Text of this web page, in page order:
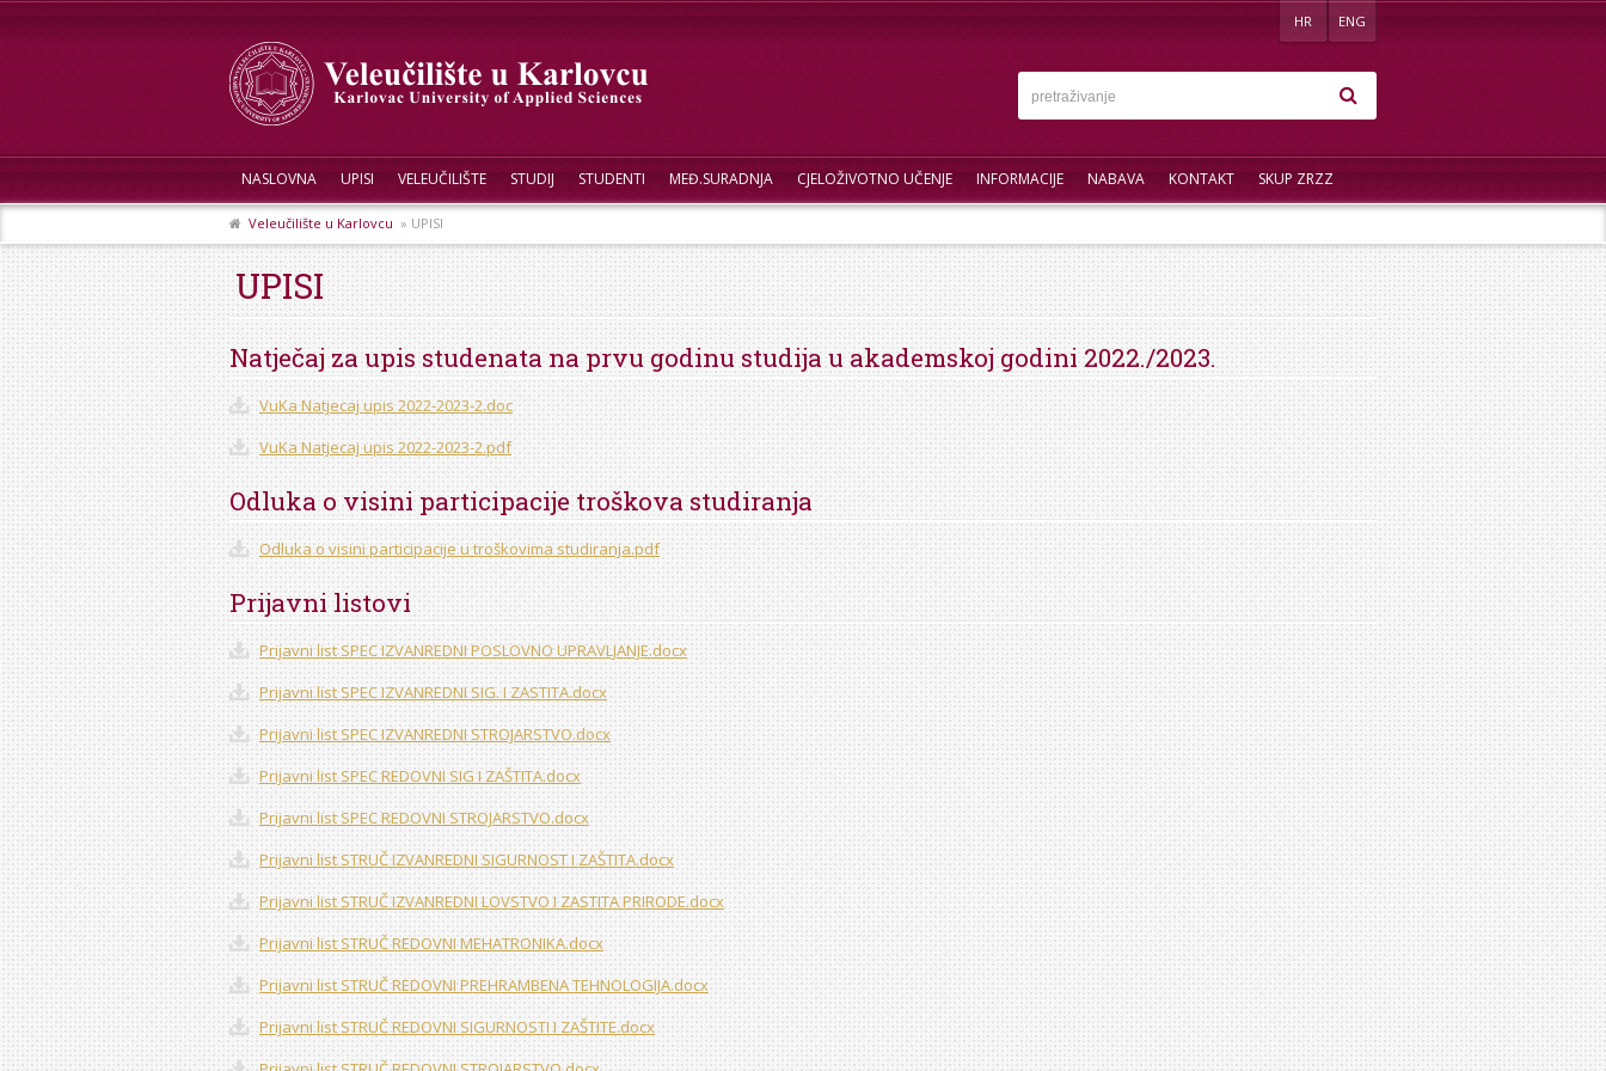
HR ENG
NASLOVNA UPISI VELEUČILIŠTE STUDIJ STUDENTI MEĐ.SURADNJA CJELOŽIVOTNO UČENJE INFORMACIJE NABAVA KONTAKT SKUP ZRZZ
Veleučilište u Karlovcu » UPISI
UPISI
Natječaj za upis studenata na prvu godinu studija u akademskoj godini 2022./2023.
VuKa Natjecaj upis 2022-2023-2.doc
VuKa Natjecaj upis 2022-2023-2.pdf
Odluka o visini participacije troškova studiranja
Odluka o visini participacije u troškovima studiranja.pdf
Prijavni listovi
Prijavni list SPEC IZVANREDNI POSLOVNO UPRAVLJANJE.docx
Prijavni list SPEC IZVANREDNI SIG. I ZASTITA.docx
Prijavni list SPEC IZVANREDNI STROJARSTVO.docx
Prijavni list SPEC REDOVNI SIG I ZAŠTITA.docx
Prijavni list SPEC REDOVNI STROJARSTVO.docx
Prijavni list STRUČ IZVANREDNI SIGURNOST I ZAŠTITA.docx
Prijavni list STRUČ IZVANREDNI LOVSTVO I ZASTITA PRIRODE.docx
Prijavni list STRUČ REDOVNI MEHATRONIKA.docx
Prijavni list STRUČ REDOVNI PREHRAMBENA TEHNOLOGIJA.docx
Prijavni list STRUČ REDOVNI SIGURNOSTI I ZAŠTITE.docx